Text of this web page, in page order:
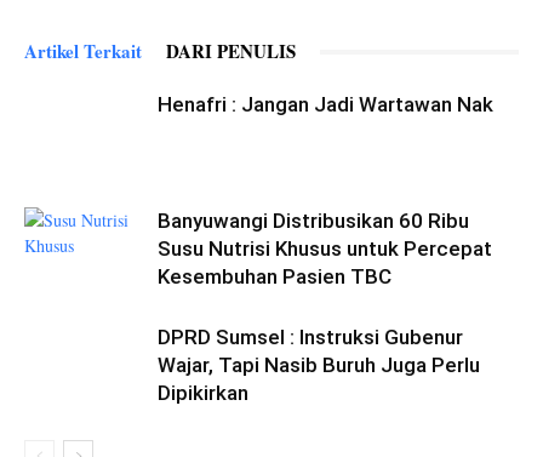
Artikel Terkait DARI PENULIS
Henafri : Jangan Jadi Wartawan Nak
Banyuwangi Distribusikan 60 Ribu
Susu Nutrisi Khusus untuk Percepat
Kesembuhan Pasien TBC
DPRD Sumsel : Instruksi Gubenur
Wajar, Tapi Nasib Buruh Juga Perlu
Dipikirkan